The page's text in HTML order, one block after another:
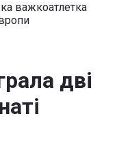
важкоатлетка
дві